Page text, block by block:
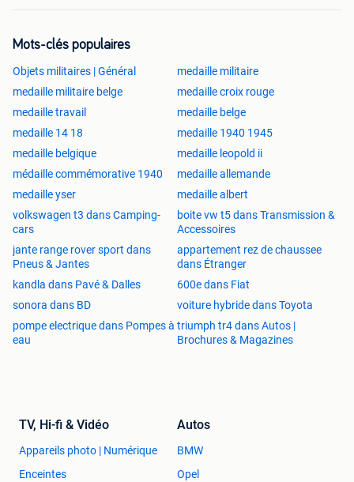
Mots-clés populaires
Objets militaires | Général
medaille militaire
medaille militaire belge
medaille croix rouge
medaille travail
medaille belge
medaille 14 18
medaille 1940 1945
medaille belgique
medaille leopold ii
médaille commémorative 1940
medaille allemande
medaille yser
medaille albert
volkswagen t3 dans Camping-
cars
boite vw t5 dans Transmission &
Accessoires
jante range rover sport dans
Pneus & Jantes
appartement rez de chaussee
dans Étranger
kandla dans Pavé & Dalles
600e dans Fiat
sonora dans BD
voiture hybride dans Toyota
pompe electrique dans Pompes à
eau
triumph tr4 dans Autos |
Brochures & Magazines
TV, Hi-fi & Vidéo
Appareils photo | Numérique
Enceintes
Autos
BMW
Opel